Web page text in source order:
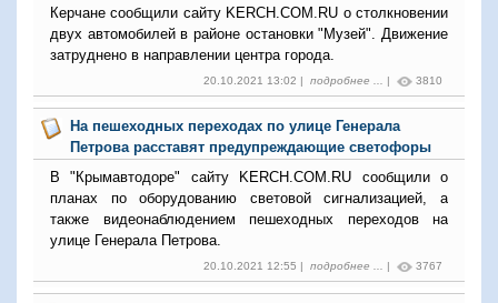
Керчане сообщили сайту KERCH.COM.RU о столкновении
двух автомобилей в районе остановки "Музей". Движение
затруднено в направлении центра города.
20.10.2021 13:02 | подробнее ... | 3810
На пешеходных переходах по улице Генерала
Петрова расставят предупреждающие светофоры
В "Крымавтодоре" сайту KERCH.COM.RU сообщили о
планах по оборудованию световой сигнализацией, а
также видеонаблюдением пешеходных переходов на
улице Генерала Петрова.
20.10.2021 12:55 | подробнее ... | 3767